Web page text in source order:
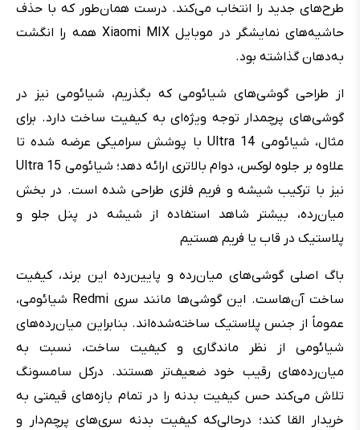
طرح‌های جدید را انتخاب می‌کند. درست همان‌طور که با حذف
حاشیه‌های نمایشگر در موبایل Xiaomi MIX همه را انگشت
به‌دهان گذاشته بود.
از طراحی گوشی‌های شیائومی که بگذریم، شیائومی نیز در
گوشی‌های پرچمدار توجه ویژه‌ای به کیفیت ساخت دارد. برای
مثال، شیائومی 14 Ultra با پوشش سرامیکی عرضه شده تا
علاوه بر جلوه لوکس، دوام بالاتری ارائه دهد؛ شیائومی 15 Ultra
نیز با ترکیب شیشه و فریم فلزی طراحی شده است. در بخش
میان‌رده، بیشتر شاهد استفاده از شیشه در پنل جلو و
پلاستیک در قاب یا فریم هستیم
باگ اصلی گوشی‌های میان‌رده و پایین‌رده این برند، کیفیت
ساخت آن‌هاست. این گوشی‌ها مانند سری Redmi شیائومی،
عموماً از جنس پلاستیک ساخته‌شده‌اند. بنابراین میان‌رده‌های
شیائومی از نظر ماندگاری و کیفیت ساخت، نسبت به
میان‌رده‌های رقیب خود ضعیف‌تر هستند. درکل سامسونگ
تلاش می‌کند حس کیفیت بدنه را در تمام بازه‌های قیمتی به
خریدار القا کند؛ درحالی‌که کیفیت بدنه سری‌های پرچم‌دار و